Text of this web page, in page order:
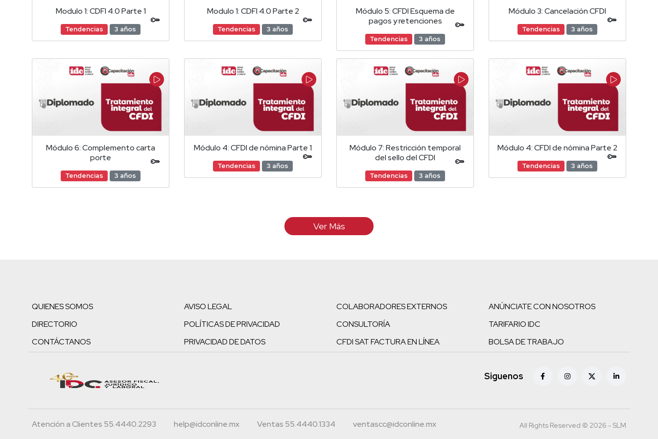
Modulo 1: CDFI 4.0 Parte 1
Tendencias 3 años
Modulo 1: CDFI 4.0 Parte 2
Tendencias 3 años
Módulo 5: CFDI Esquema de
pagos y retenciones
Tendencias 3 años
Módulo 3: Cancelación CFDI
Tendencias 3 años
Módulo 6: Complemento carta
porte
Tendencias 3 años
Módulo 4: CFDI de nómina Parte 1
Tendencias 3 años
Módulo 7: Restricción temporal
del sello del CFDI
Tendencias 3 años
Módulo 4: CFDI de nómina Parte 2
Tendencias 3 años
Ver Más
QUIENES SOMOS
DIRECTORIO
CONTÁCTANOS
AVISO LEGAL
POLÍTICAS DE PRIVACIDAD
PRIVACIDAD DE DATOS
COLABORADORES EXTERNOS
CONSULTORÍA
CFDI SAT FACTURA EN LÍNEA
ANÚNCIATE CON NOSOTROS
TARIFARIO IDC
BOLSA DE TRABAJO
Siguenos
Atención a Clientes 55.4440.2293 help@idconline.mx Ventas 55.4440.1334 ventascc@idconline.mx All Rights Reserved © 2026 - SLM